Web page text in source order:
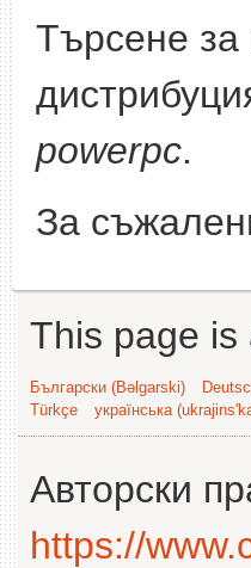
Търсене
powerpc.
За
This page is
Български (Bəlgarski)
Türkçe
українська
Авторски
https://